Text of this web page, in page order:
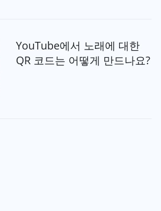
YouTube에서 노래에 대한
QR 코드는 어떻게 만드나요?